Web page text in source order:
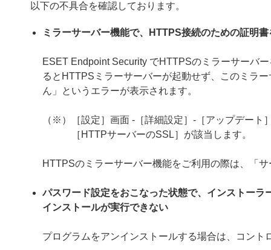
以下の不具合を確認しております。
ミラーサーバー機能で、HTTPS接続のための証明
ESET Endpoint Security でHTTPSのミラーサーバ
るとHTTPSミラーサーバーが起動せず、このミラ
ん」というエラーが表示されます。
（※）［設定］画面 -［詳細設定］-［アップデー
［HTTPサーバーのSSL］が該当します。
HTTPSのミラーサーバー機能をご利用の際は、「
パスワード設定をおこなった状態で、インストー
インストールが実行できない
プログラムをアンインストールする場合は、コン